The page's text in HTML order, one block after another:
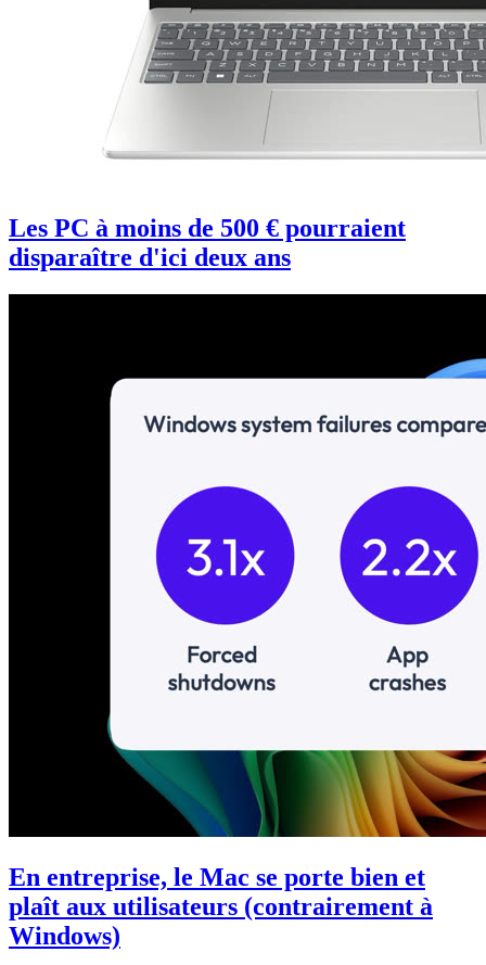
Les PC à moins de 500 € pourraient
disparaître d'ici deux ans
En entreprise, le Mac se porte bien et
plaît aux utilisateurs (contrairement à
Windows)